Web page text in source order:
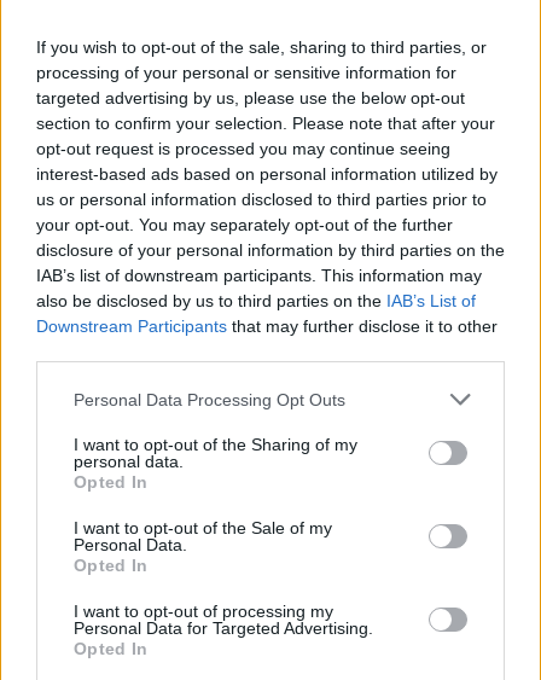
If you wish to opt-out of the sale, sharing to third parties, or
processing of your personal or sensitive information for
targeted advertising by us, please use the below opt-out
section to confirm your selection. Please note that after your
opt-out request is processed you may continue seeing
interest-based ads based on personal information utilized by
us or personal information disclosed to third parties prior to
your opt-out. You may separately opt-out of the further
disclosure of your personal information by third parties on the
IAB’s list of downstream participants. This information may
also be disclosed by us to third parties on the IAB’s List of
Downstream Participants that may further disclose it to other
Personal Data Processing Opt Outs
I want to opt-out of the Sharing of my
personal data.
Opted In
I want to opt-out of the Sale of my
Personal Data.
Opted In
I want to opt-out of processing my
Personal Data for Targeted Advertising.
Opted In
Aukštaitijos pučiamųjų orkestras Nyderlanduose
apgynė čempionų vardą
Žinios Lietuvos diena
Visi įrašai
Žiūrimiausi įrašai
Vaizdai iš tragiškos avarijos Vilniaus r.: dviejų moterų ir
Žinios | Lietuvos diena
00:00:57
Savaitės vidurys nusimato karštas: temperatūra kils iki
32 laipsnių šilumos
Žinios | Orai